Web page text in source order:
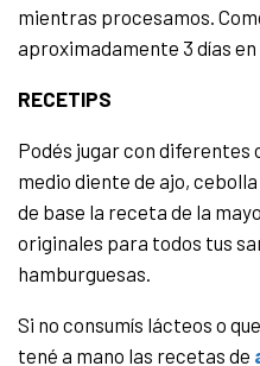
mientras procesamos.
aproximadamente 3 días
RECETIPS
Podés jugar con diferentes
medio diente de ajo,
de base la receta de la
originales para todos tus
hamburguesas.
Si no consumís lácteos o
tené a mano las recetas de